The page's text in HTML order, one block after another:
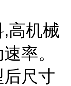
高机械
率。
尺寸